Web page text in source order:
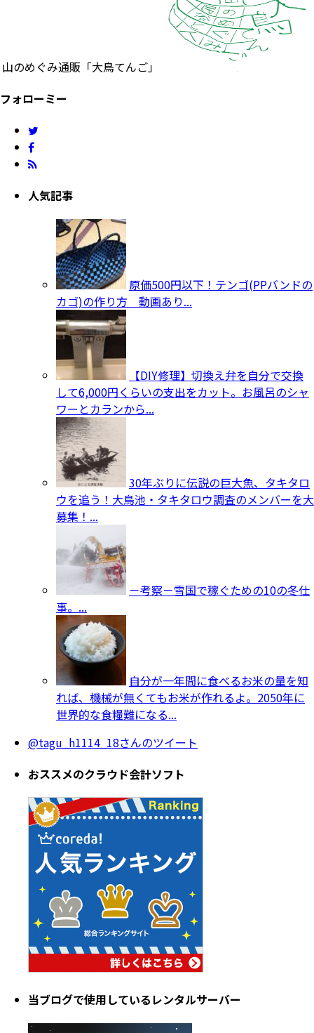
山のめぐみ通販「大鳥てんご」
フォローミー
人気記事
原価500円以下！テンゴ(PPバンドの
カゴ)の作り方 動画あり...
【DIY修理】切換え弁を自分で交換
して6,000円くらいの支出をカット。お風呂のシャ
ワーとカランから...
30年ぶりに伝説の巨大魚、タキタロ
ウを追う！大鳥池・タキタロウ調査のメンバーを大
募集！...
－考察－雪国で稼ぐための10の冬仕
事。...
自分が一年間に食べるお米の量を知
れば、機械が無くてもお米が作れるよ。2050年に
世界的な食糧難になる...
@tagu_h1114_18さんのツイート
おススメのクラウド会計ソフト
当ブログで使用しているレンタルサーバー